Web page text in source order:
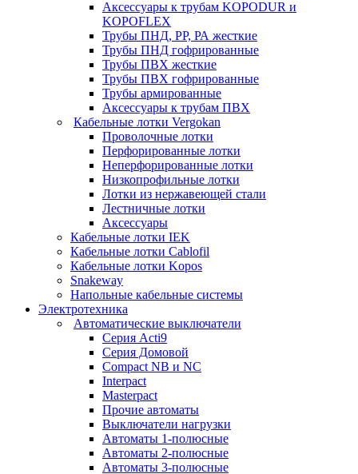
Аксессуары к трубам KOPODUR и
KOPOFLEX
Трубы ПНД, РР, РА жесткие
Трубы ПНД гофрированные
Трубы ПВХ жесткие
Трубы ПВХ гофрированные
Трубы армированные
Аксессуары к трубам ПВХ
Кабельные лотки Vergokan
Проволочные лотки
Перфорированные лотки
Неперфорированные лотки
Низкопрофильные лотки
Лотки из нержавеющей стали
Лестничные лотки
Аксессуары
Кабельные лотки IEK
Кабельные лотки Cablofil
Кабельные лотки Kopos
Snakeway
Напольные кабельные системы
Электротехника
Автоматические выключатели
Серия Acti9
Серия Домовой
Compact NB и NC
Interpact
Masterpact
Прочие автоматы
Выключатели нагрузки
Автоматы 1-полюсные
Автоматы 2-полюсные
Автоматы 3-полюсные